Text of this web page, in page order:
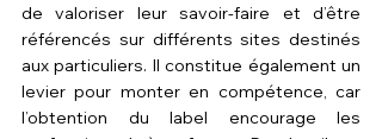
de valoriser leur savoir-faire et d’être
référencés sur différents sites destinés
aux particuliers. Il constitue également un
levier pour monter en compétence, car
l’obtention du label encourage les